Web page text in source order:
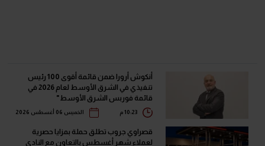
أنكوش أرورا ضمن قائمة أقوى 100 رئيس
تنفيذي في الشرق الأوسط لعام 2026 في
قائمة فوربس الشرق الأوسط"
الخميس 06 أغسطس 2026
قصراوي جروب تطلق حملة بمزايا حصرية
لعملاء شهر أغسطس بالتعاون مع النادي